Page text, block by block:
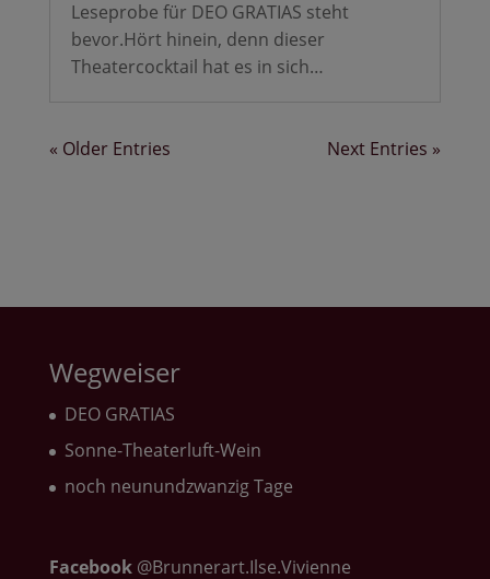
Leseprobe für DEO GRATIAS steht
bevor.Hört hinein, denn dieser
Theatercocktail hat es in sich…
« Older Entries Next Entries »
Wegweiser
DEO GRATIAS
Sonne-Theaterluft-Wein
noch neunundzwanzig Tage
Facebook@Brunnerart.Ilse.Vivienne